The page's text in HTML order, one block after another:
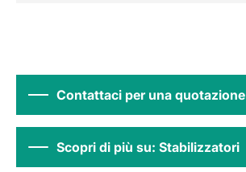
Contattaci per una quotazione
Scopri di più su: Stabilizzatori